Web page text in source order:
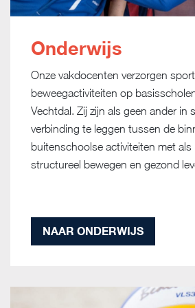
Onderwijs
Onze vakdocenten verzorgen
beweegactiviteiten op
Vechtdal. Zij zijn als geen ander in
verbinding te leggen tussen de
buitenschoolse activiteiten met als
structureel bewegen en gezond
NAAR ONDERWIJS